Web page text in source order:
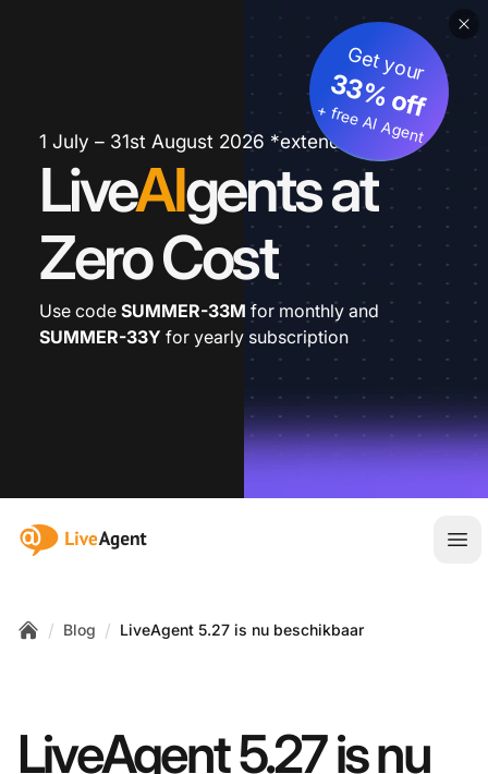
1 July – 31st August 2026 *extended
LiveAIgents at
Zero Cost
Get your
33% off
+ free AI Agent
Use code SUMMER-33M for monthly and
SUMMER-33Y for yearly subscription
:site.title
/ Blog / LiveAgent 5.27 is nu beschikbaar
LiveAgent 5.27 is nu